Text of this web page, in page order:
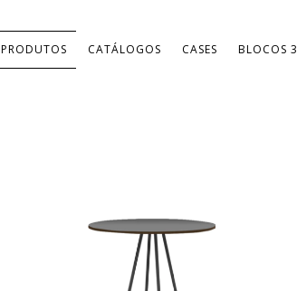
PRODUTOS CATÁLOGOS CASES BLOCOS